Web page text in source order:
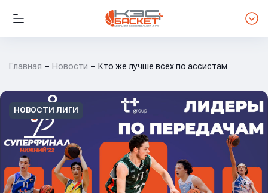
Главная Новости Кто же лучше всех по ассистам
НОВОСТИ ЛИГИ